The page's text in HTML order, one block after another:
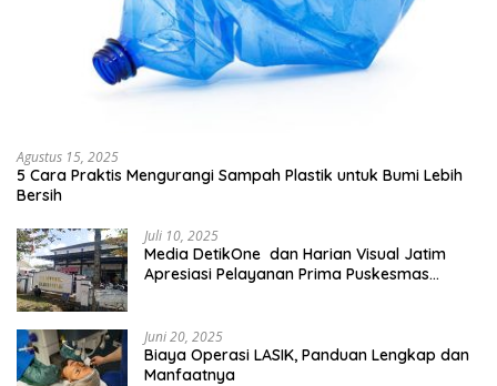
Agustus 15, 2025
5 Cara Praktis Mengurangi Sampah Plastik untuk Bumi Lebih
Bersih
Juli 10, 2025
Media DetikOne dan Harian Visual Jatim
Apresiasi Pelayanan Prima Puskesmas
Juni 20, 2025
Biaya Operasi LASIK, Panduan Lengkap dan
Manfaatnya